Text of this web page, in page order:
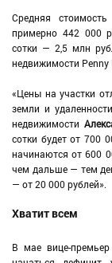
Средняя
примерно 442 000
сотки — 2,5 млн
недвижимости Penny
«Цены на участки
земли и
недвижимости
сотки будет от
начинаются от 600
чем дальше — тем
— от 20 000 рублей».
Хватит всем
В мае вице-премьер